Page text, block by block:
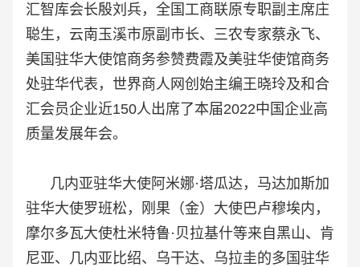
汇智库会长殷刘兵，全国工商联原专职副主席庄
聪生，云南玉溪市原副市长、三农专家蔡永飞、
美国驻华大使馆商务参赞费霞及美驻华使馆商务
处驻华代表，世界商人网创始主编王晓玲及和合
汇会员企业近150人出席了本届2022中国企业高
质量发展年会。
几内亚驻华大使阿米娜·塔瓜达，马达加斯加
驻华大使罗班松，刚果（金）大使巴卢穆埃内，
摩尔多瓦大使杜米特鲁·贝拉基什等来自黑山、肯
尼亚、几内亚比绍、乌干达、乌拉圭的多国驻华